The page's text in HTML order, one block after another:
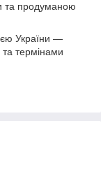
та продуманою
України —
термінами